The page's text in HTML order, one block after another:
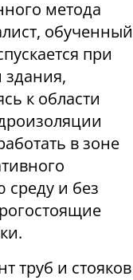
метода
обученный
при
к области
в зоне
и без
.
труб и стояков